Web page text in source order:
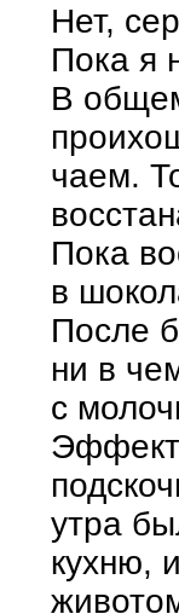
Нет,
Пока я
В
чаем.
Пока
в
После
ни в
с
Эффект
утра
кухню,